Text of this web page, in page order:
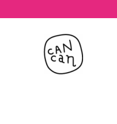
au